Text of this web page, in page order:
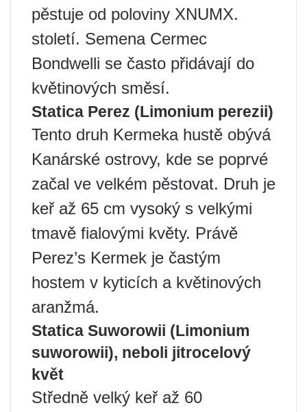
pěstuje od poloviny XNUMX.
století. Semena Cermec
Bondwelli se často přidávají do
květinových směsí.
Statica Perez (Limonium perezii)
Tento druh Kermeka hustě obývá
Kanárské ostrovy, kde se poprvé
začal ve velkém pěstovat. Druh je
keř až 65 cm vysoký s velkými
tmavě fialovými květy. Právě
Perez’s Kermek je častým
hostem v kyticích a květinových
aranžmá.
Statica Suworowii (Limonium
suworowii), neboli jitrocelový
květ
Středně velký keř až 60